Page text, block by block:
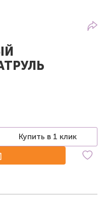
Купить в 1 клик